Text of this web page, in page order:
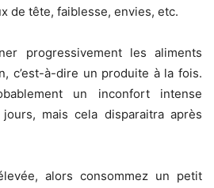
de tête, faiblesse, envies, etc.
progressivement les aliments
c’est-à-dire un produite à la fois.
un inconfort intense
mais cela disparaitra après
alors consommez un petit